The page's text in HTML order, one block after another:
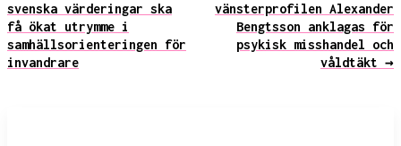
svenska värderingar ska
få ökat utrymme i
samhällsorienteringen för
invandrare
vänsterprofilen Alexander
Bengtsson anklagas för
psykisk misshandel och
våldtäkt →